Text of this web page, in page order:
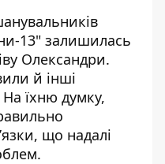
13" залишилась
Олександри.
й інші
їхню думку,
що надалі